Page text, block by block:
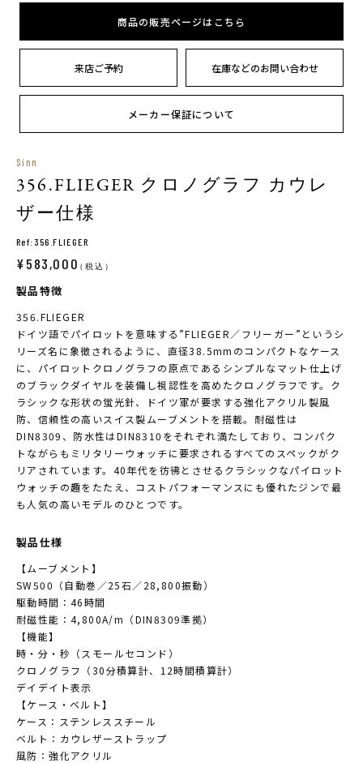
商品の販売ページはこちら
来店ご予約 在庫などのお問い合わせ
メーカー保証について
Sinn
356.FLIEGER クロノグラフ カウレ
ザー仕様
Ref:356.FLIEGER
¥583,000（税込）
製品特徴
356.FLIEGER
ドイツ語でパイロットを意味する”FLIEGER／フリーガー”というシ
リーズ名に象徴されるように、直径38.5mmのコンパクトなケース
に、パイロットクロノグラフの原点であるシンプルなマット仕上げ
のブラックダイヤルを装備し視認性を高めたクロノグラフです。ク
ラシックな形状の蛍光針、ドイツ軍が要求する強化アクリル製風
防、信頼性の高いスイス製ムーブメントを搭載。耐磁性は
DIN8309、防水性はDIN8310をそれぞれ満たしており、コンパク
トながらもミリタリーウォッチに要求されるすべてのスペックがク
リアされています。40年代を彷彿とさせるクラシックなパイロット
ウォッチの趣をたたえ、コストパフォーマンスにも優れたジンで最
も人気の高いモデルのひとつです。
製品仕様
【ムーブメント】
SW500（自動巻／25石／28,800振動）
駆動時間：46時間
耐磁性能：4,800A/m（DIN8309準拠）
【機能】
時・分・秒（スモールセコンド）
クロノグラフ（30分積算計、12時間積算計）
デイデイト表示
【ケース・ベルト】
ケース：ステンレススチール
ベルト：カウレザーストラップ
風防：強化アクリル